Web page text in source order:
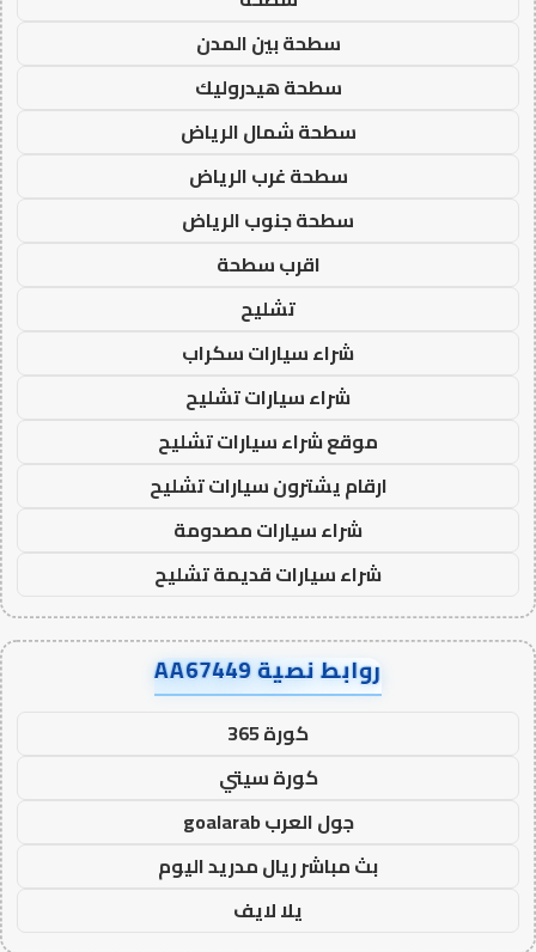
سطحة بين المدن
سطحة هيدروليك
سطحة شمال الرياض
سطحة غرب الرياض
سطحة جنوب الرياض
اقرب سطحة
تشليح
شراء سيارات سكراب
شراء سيارات تشليح
موقع شراء سيارات تشليح
ارقام يشترون سيارات تشليح
شراء سيارات مصدومة
شراء سيارات قديمة تشليح
روابط نصية AA67449
كورة 365
كورة سيتي
جول العرب goalarab
بث مباشر ريال مدريد اليوم
يلا لايف